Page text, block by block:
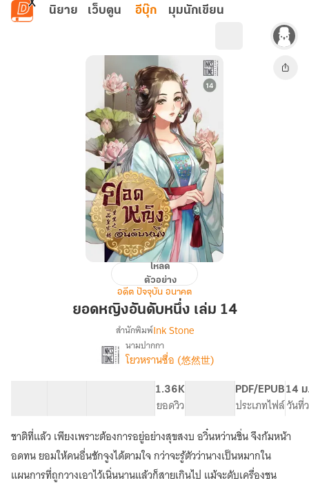
ข้ามไปยังเนื้อหาหลัก
นิยาย เว็บตูน อีบุ๊ก มุมนักเขียน
อันดับ
โหลด
ตัวอย่าง
อดีต ปัจจุบัน อนาคต
ยอดหญิงอันดับหนึ่ง เล่ม 14
เรื่อง
ยอด
หญิง
อันดับ
หนึ่ง
สำนักพิมพ์Ink Stone
นามปากกา
โยวหรานซื่อ (悠然世)
1.36K
ยอดวิว
PDF/EPUB
ประเภทไฟล์
14
วันที่
ชาติที่แล้ว เพียงเพราะต้องการอยู่อย่างสุขสงบ อวิ๋นหว่านชิ่น จึงก้มหน้า
อดทน ยอมให้คนอื่นชักจูงได้ตามใจ กว่าจะรู้ตัวว่านางเป็นหมากใน
แผนการที่ถูกวางเอาไว้เนิ่นนานแล้วก็สายเกินไป แม้จะดับเครื่องชน